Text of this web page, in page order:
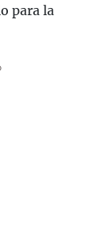
para la